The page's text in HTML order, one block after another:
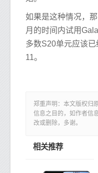
如果是这种情况，
月的时间内试用
多数S20单元应该
11。
郑重声明：本文版权归
信息之目的，如作者信
改或删除，多谢。
相关推荐